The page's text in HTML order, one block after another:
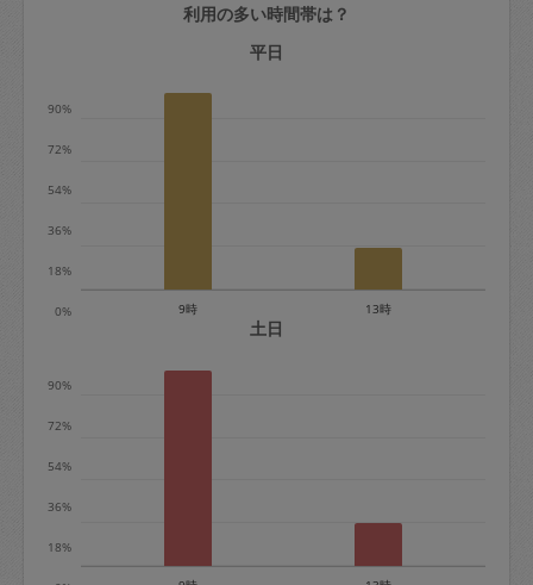
定期契約をキャンセルする場合、毎週定
期は月2回まで隔週定期は月1回までキャ
※キャンセル料金の設定について：
利用の多い時間帯は？
平日
0%
18%
36%
54%
72%
90%
9時 13時
土日
18%
36%
54%
72%
90%